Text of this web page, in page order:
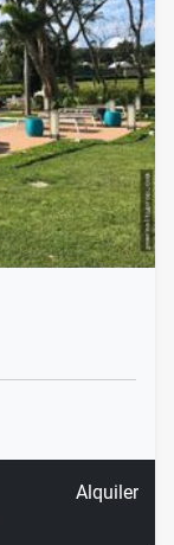
Alquiler